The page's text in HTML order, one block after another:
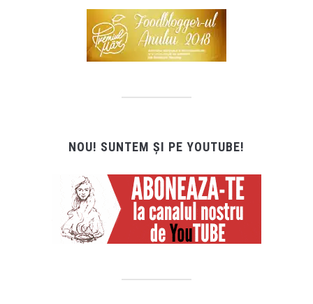
NOU! SUNTEM ȘI PE YOUTUBE!